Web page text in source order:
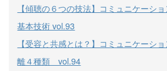
【傾聴の６つの技法】コミュニケーシ
基本技術 vol.93
【受容と共感とは？】コミュニケーシ
離４種類 vol.94